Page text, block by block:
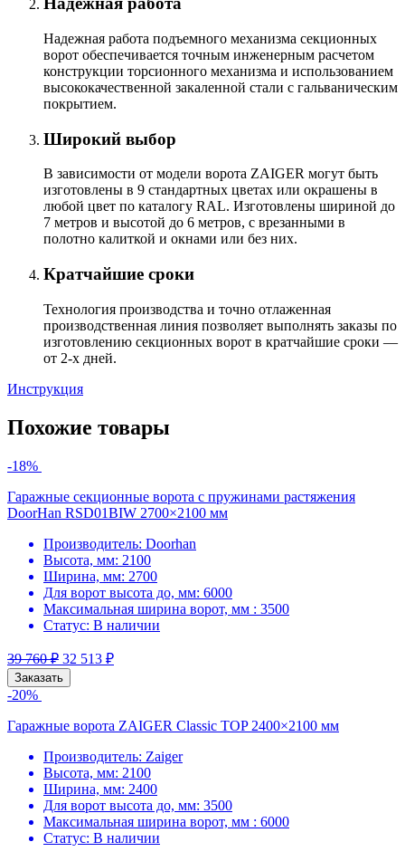
Надежная работа подъемного механизма секционных
ворот обеспечивается точным инженерным расчетом
конструкции торсионного механизма и использованием
высококачественной закаленной стали с гальваническим
покрытием.
Широкий выбор
В зависимости от модели ворота ZAIGER могут быть
изготовлены в 9 стандартных цветах или окрашены в
любой цвет по каталогу RAL. Изготовлены шириной до
7 метров и высотой до 6 метров, с врезанными в
полотно калиткой и окнами или без них.
Кратчайшие сроки
Технология производства и точно отлаженная
производственная линия позволяет выполнять заказы по
изготовлению секционных ворот в кратчайшие сроки —
от 2-х дней.
Инструкция
Похожие товары
-18%
Гаражные секционные ворота с пружинами растяжения
DoorHan RSD01BIW 2700×2100 мм
Производитель: Doorhan
Высота, мм: 2100
Ширина, мм: 2700
Для ворот высота до, мм: 6000
Максимальная ширина ворот, мм : 3500
Статус: В наличии
39 760₽ 32 513 ₽
Заказать
-20%
Гаражные ворота ZAIGER Classic TOP 2400×2100 мм
Производитель: Zaiger
Высота, мм: 2100
Ширина, мм: 2400
Для ворот высота до, мм: 3500
Максимальная ширина ворот, мм : 6000
Статус: В наличии